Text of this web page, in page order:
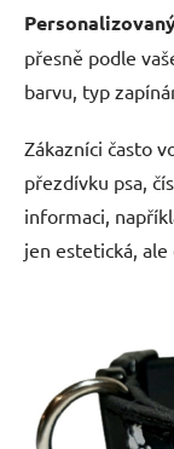
přesně podle
barvu, typ
Zákazníci často
přezdívku psa,
informaci,
jen estetická, ale